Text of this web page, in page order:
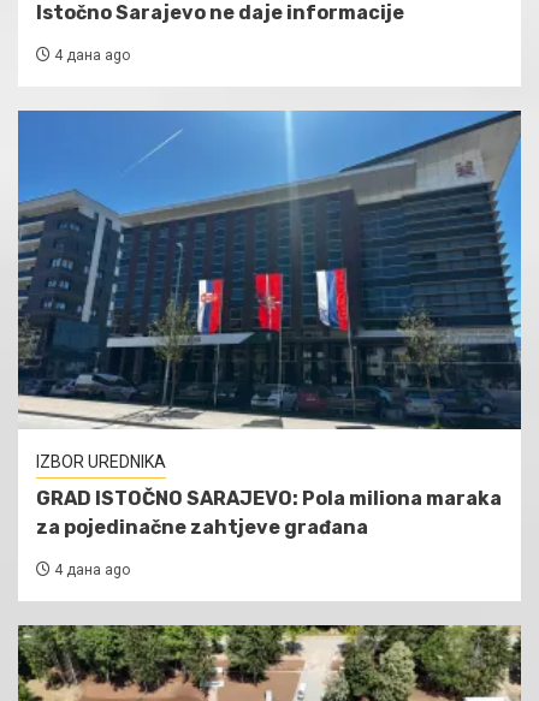
Istočno Sarajevo ne daje informacije
4 дана ago
IZBOR UREDNIKA
GRAD ISTOČNO SARAJEVO: Pola miliona maraka
za pojedinačne zahtjeve građana
4 дана ago